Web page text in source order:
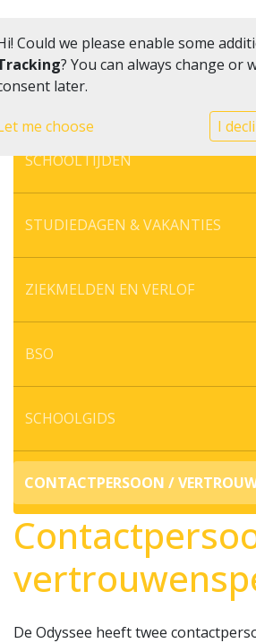
SCHOOLTIJDEN
STUDIEDAGEN & VAKANTIES
ZIEKMELDEN EN VERLOF
BSO
SCHOOLGIDS
CONTACTPERSOON /
De Odyssee heeft twee
Could we please enable some
? You can always change or
later.
me choose I